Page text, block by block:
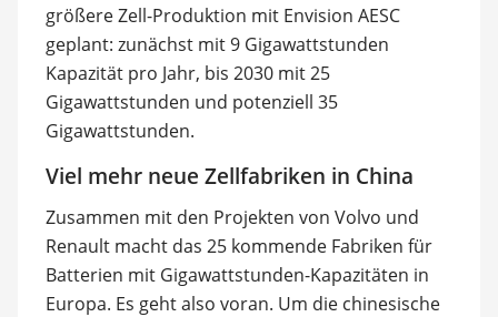
größere Zell-Produktion mit Envision AESC
geplant: zunächst mit 9 Gigawattstunden
Kapazität pro Jahr, bis 2030 mit 25
Gigawattstunden und potenziell 35
Gigawattstunden.
Viel mehr neue Zellfabriken in China
Zusammen mit den Projekten von Volvo und
Renault macht das 25 kommende Fabriken für
Batterien mit Gigawattstunden-Kapazitäten in
Europa. Es geht also voran. Um die chinesische